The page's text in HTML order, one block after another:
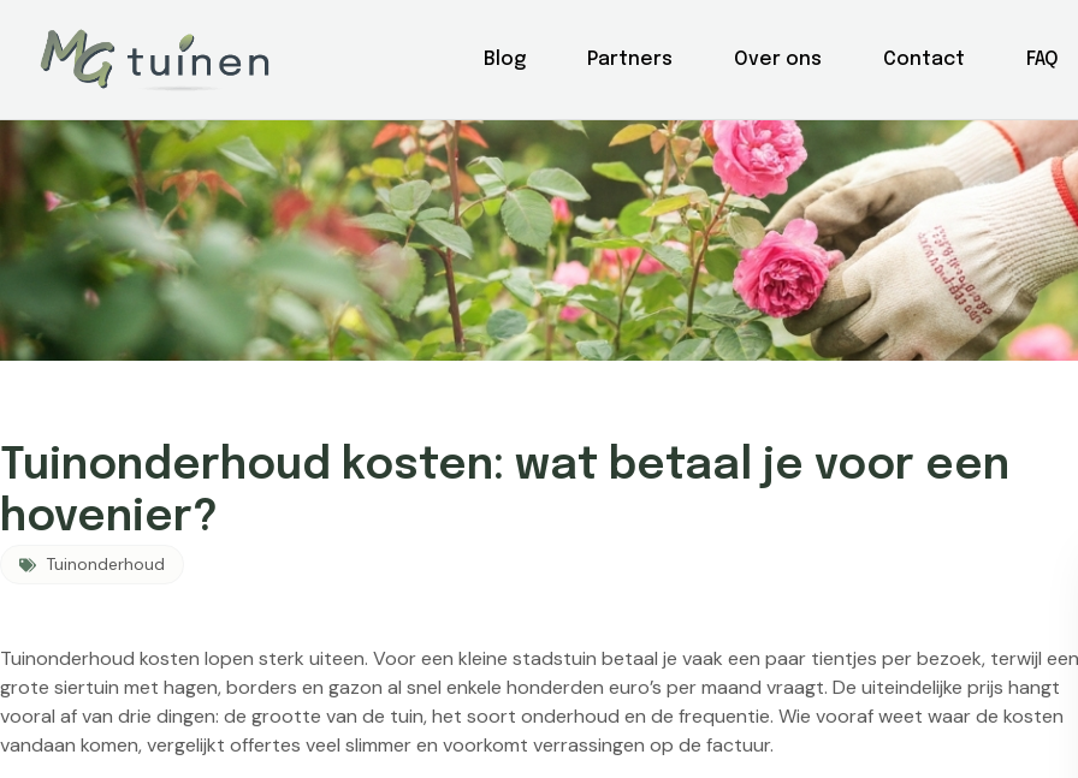
Blog Partners Over ons Contact FAQ
Tuinonderhoud kosten: wat betaal je voor een
hovenier?
Tuinonderhoud
Tuinonderhoud kosten lopen sterk uiteen. Voor een kleine stadstuin betaal je vaak een paar tientjes per bezoek, terwijl een
grote siertuin met hagen, borders en gazon al snel enkele honderden euro’s per maand vraagt. De uiteindelijke prijs hangt
vooral af van drie dingen: de grootte van de tuin, het soort onderhoud en de frequentie. Wie vooraf weet waar de kosten
vandaan komen, vergelijkt offertes veel slimmer en voorkomt verrassingen op de factuur.